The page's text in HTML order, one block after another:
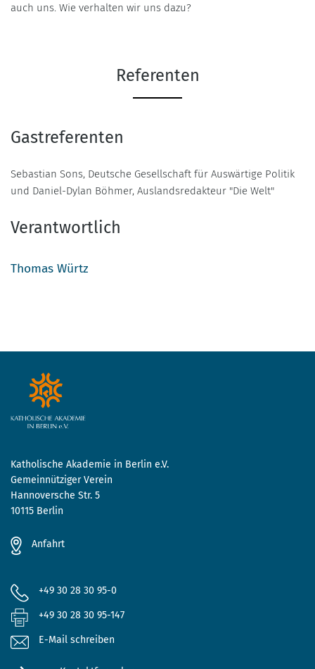
auch uns. Wie verhalten wir uns dazu?
Referenten
Gastreferenten
Sebastian Sons, Deutsche Gesellschaft für Auswärtige Politik
und Daniel-Dylan Böhmer, Auslandsredakteur "Die Welt"
Verantwortlich
Thomas Würtz
Katholische Akademie in Berlin e.V.
Gemeinnütziger Verein
Hannoversche Str. 5
10115 Berlin
Anfahrt
+49 30 28 30 95-0
+49 30 28 30 95-147
E-Mail schreiben